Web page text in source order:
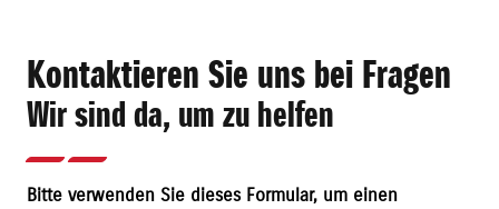
Kontaktieren Sie uns bei Fragen
Wir sind da, um zu helfen
Bitte verwenden Sie dieses Formular, um einen